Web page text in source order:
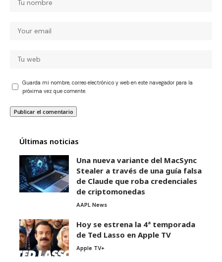
Guarda mi nombre, correo electrónico y web en este navegador para la
próxima vez que comente.
Últimas noticias
Una nueva variante del MacSync
Stealer a través de una guía falsa
de Claude que roba credenciales
de criptomonedas
AAPL News
Hoy se estrena la 4ª temporada
de Ted Lasso en Apple TV
Apple TV+